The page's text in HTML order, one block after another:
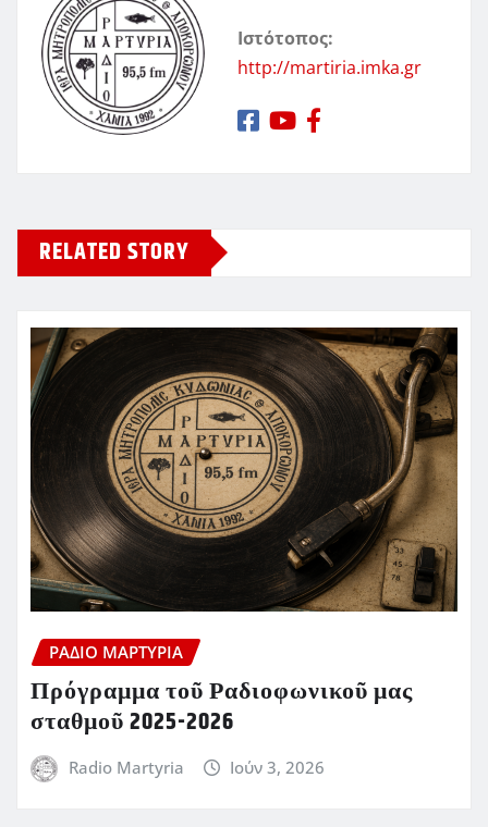
Ιστότοπος:
http://martiria.imka.gr
RELATED STORY
ΡΆΔΙΟ ΜΑΡΤΥΡΊΑ
Πρόγραμμα τοῦ Ραδιοφωνικοῦ μας
σταθμοῦ 2025-2026
Radio Martyria Ιούν 3, 2026